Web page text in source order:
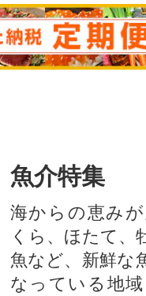
魚介特集
海からの恵み
くら、ほたて、
魚など、新鮮な
なっている地